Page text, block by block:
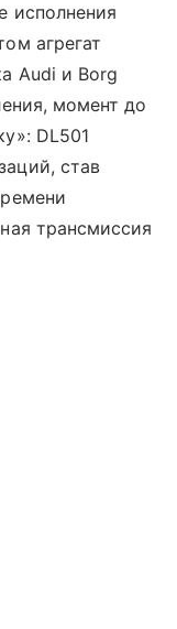
исполнения
агрегат
Audi и Borg
момент до
DL501
став
трансмиссия